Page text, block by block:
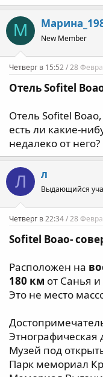
М New Member
Четверг в 15:52 / 28
Отель Sofitel
Отель Sofitel
есть ли какие-
недалеко от него?
Л л
Выдающийся
Четверг в 22:34 / 28
Sofitel Boao-
Расположен на
180 км от Санья и
Это не место
Этнографическая
Музей под
Парк мемориал